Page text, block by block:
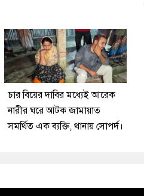
চার বিয়ের দাবির মধ্যেই আরেক
নারীর ঘরে আটক জামায়াত
সমর্থিত এক ব্যক্তি, থানায় সোপর্দ।